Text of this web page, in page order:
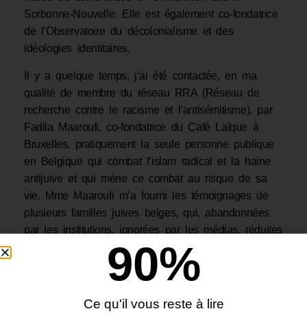
Il y a quelque temps, j’ai été contactée, en ma
qualité de membre du réseau RRA (Réseau de
recherche contre le racisme et l’antisémitisme), par
Fadila Maaroufi, co-fondatrice du Café Laïque à
Bruxelles, pratiquement la seule personne publique
en Belgique qui combat l’islam radical et la haine
antijuive et qui mène ce combat au risque de sa
vie. Mme Maaroufi m’a fourni les témoignages de
plusieurs familles juives belges, qui, abandonnées
par les institutions, ignorées par les médias, réduites
au silence par le consensus politique, se sont
tournées vers elle pour trouver du réconfort mais
aussi un refuge au sein de son établissement,
d’ores et déjà visé par les intégristes de tout bord.
Ce qu'il vous reste à lire
90%